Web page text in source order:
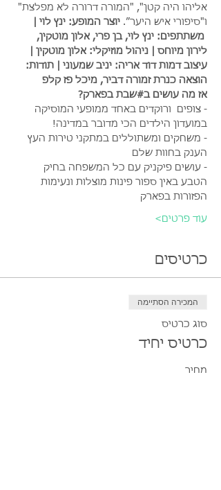
אליהו היה קטן", "המורה דרורה לא מפלצת"
ו"סיפורי איש היער״. יוצר המופע: ינץ לוי |
משתתפים: ינץ לוי, בן פרי, אלון מוטקין,
לירון מיוחס | ניהול מוזיקלי: אלון מוטקין |
עיצוב דמות דוד אריה: יניב שמעוני | תודות:
הוצאה כנרת זמורה דביר, מיכל פז קלפ
אז מה עושים ב#שבת בפארק?
- צופים  ורוקדים באחד ממופעי המוסיקה
במועדון הילדים הכי מדובר במדינה!
- משחקים ומשתוללים במתקני טירות העץ
הענק בחוות שלם
- עושים פיקניק עם כל המשפחה בחיק
הטבע באין ספור פינות מוצלות ונעימות
הפזורות בפארק
עוד פרטים>
כרטיסים
המכירה הסתיימה
סוג כרטיס
כרטיס יחיד
מחיר